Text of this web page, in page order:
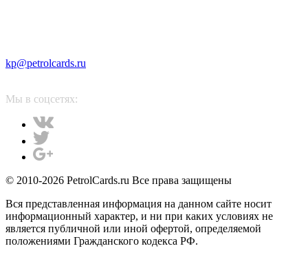
kp@petrolcards.ru
Мы в соцсетях:
© 2010-2026 PetrolCards.ru Все права защищены
Вся представленная информация на данном сайте носит
информационный характер, и ни при каких условиях не
является публичной или иной офертой, определяемой
положениями Гражданского кодекса РФ.